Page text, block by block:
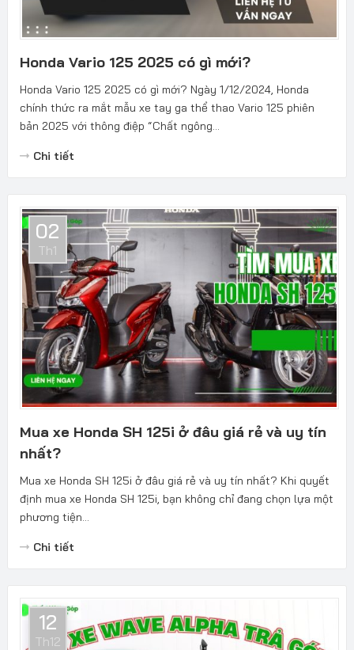
Honda Vario 125 2025 có gì mới?
Honda Vario 125 2025 có gì mới? Ngày 1/12/2024, Honda
chính thức ra mắt mẫu xe tay ga thể thao Vario 125 phiên
bản 2025 với thông điệp “Chất ngông...
Chi tiết
02
Th1
Mua xe Honda SH 125i ở đâu giá rẻ và uy tín
nhất?
Mua xe Honda SH 125i ở đâu giá rẻ và uy tín nhất? Khi quyết
định mua xe Honda SH 125i, bạn không chỉ đang chọn lựa một
phương tiện...
Chi tiết
12
Th12